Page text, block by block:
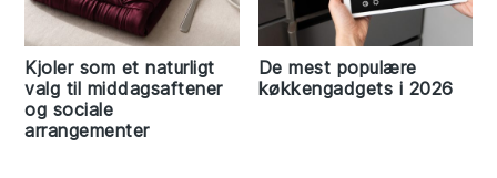
Kjoler som et naturligt
valg til middagsaftener
og sociale
arrangementer
De mest populære
køkkengadgets i 2026